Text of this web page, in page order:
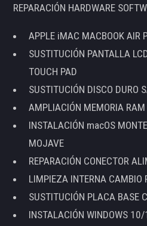
REPARACIÓN HARDWARE
APPLE iMAC MACBOOK AIR
SUSTITUCIÓN PANTALLA
TOUCH PAD
SUSTITUCIÓN DISCO DURO
AMPLIACIÓN MEMORIA RAM
INSTALACIÓN macOS
MOJAVE
REPARACIÓN CONECTOR
LIMPIEZA INTERNA CAMBIO
SUSTITUCIÓN PLACA BASE
INSTALACIÓN WINDOWS